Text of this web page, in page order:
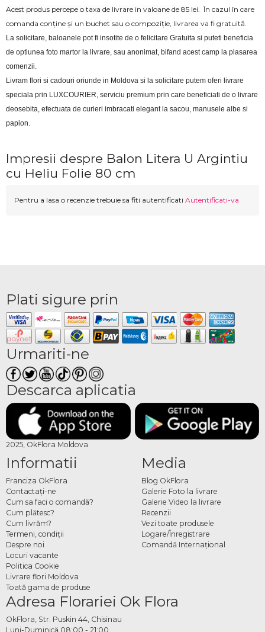
Acest produs percepe o taxa de livrare in valoane de 85 lei.
În cazul în care
comanda conține și un buchet sau o compoziție, livrarea va fi gratuită.
La solicitare, baloanele pot fi insotite de o felicitare Gratuita si puteti beneficia
de optiunea foto martor la livrare, sau anonimat, bifand acest camp la plasarea
comenzii.
Livram flori si cadouri oriunde in Moldova si la solicitare putem oferi livrare
speciala prin LUXCOURIER, serviciu premium prin care beneficiati de o livrare
deosebita, efectuata de curieri imbracati elegant la sacou, manusele albe si
papion.
Impresii despre Balon Litera U Argintiu
cu Heliu Folie 80 cm
Pentru a lasa o recenzie trebuie sa fiti autentificati Autentificati-va
Plati sigure prin
Urmariti-ne
Descarca aplicatia
2025, OkFlora Moldova
Informatii
Franciza OkFlora
Contactaţi-ne
Cum sa faci o comandă?
Cum plătesc?
Cum livrăm?
Termeni, condiţii
Despre noi
Locuri vacante
Politica Cookie
Livrare flori Moldova
Toată gama de produse
Media
Blog OkFlora
Galerie Foto la livrare
Galerie Video la livrare
Recenzii
Vezi toate produsele
Logare/Înregistrare
Comandă Internațional
Adresa Florariei Ok Flora
OkFlora, Str. Puskin 44, Chisinau
Luni-Duminică 08:00 - 21:00